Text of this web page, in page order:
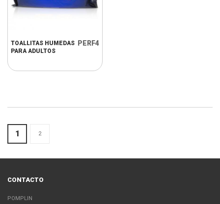
TOALLITAS HUMEDAS
PARA ADULTOS
PERF4
1 2
CONTACTO
POMPLIN